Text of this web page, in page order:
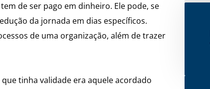
de ser pago em dinheiro. Ele pode, se
da jornada em dias específicos.
de uma organização, além de trazer
tinha validade era aquele acordado